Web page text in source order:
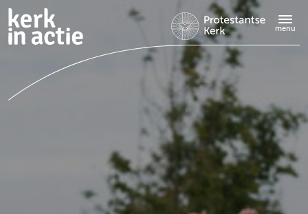
Doorgaan
naar
hoofdinhoud
menu